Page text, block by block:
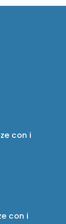
con i
con i